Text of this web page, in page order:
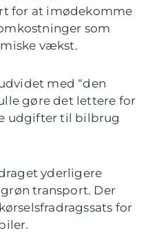
for at imødekomme
som
vækst.
med “den
gøre det lettere for
udgifter til bilbrug
yderligere
transport. Der
for